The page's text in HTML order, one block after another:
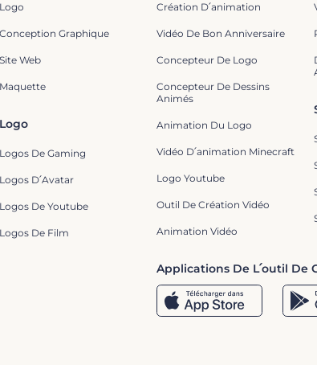
Logo
Conception Graphique
Site Web
Maquette
Logo
Logos De Gaming
Logos D՛Avatar
Logos De Youtube
Logos De Film
Création D՛animation
Vidéo De Bon Anniversaire
Concepteur De Logo
Concepteur De Dessins
Animés
Animation Du Logo
Vidéo D՛animation Minecraft
Logo Youtube
Outil De Création Vidéo
Animation Vidéo
Applications De L՛outil De